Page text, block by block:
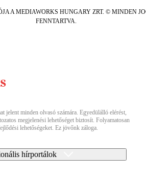
A MEDIAWORKS HUNGARY ZRT. © MINDEN
FENNTARTVA.
jelent minden olvasó számára. Egyedülálló elérést,
megjelenési lehetőséget biztosít. Folyamatosan
lehetőségeket. Ez jövőnk záloga.
hírportálok